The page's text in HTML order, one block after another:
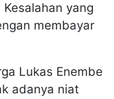
yang
membayar
Lukas Enembe
adanya niat